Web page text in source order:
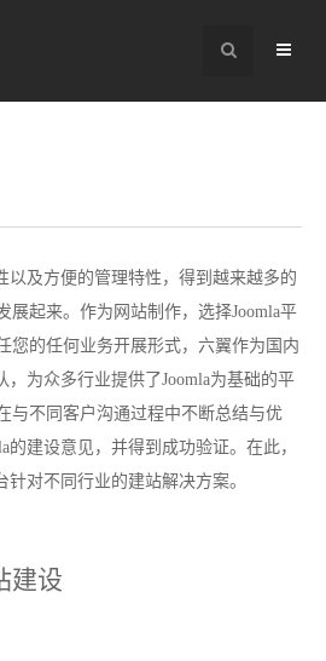
以及方便的管理特性，得到越来越多的
展起来。作为网站制作，选择Joomla平
您的任何业务开展形式，六翼作为国内
，为众多行业提供了Joomla为基础的平
与不同客户沟通过程中不断总结与优
的建设意见，并得到成功验证。在此，
针对不同行业的建站解决方案。
建设